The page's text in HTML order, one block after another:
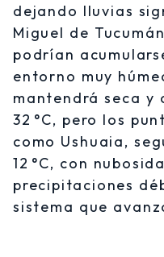
dejando lluvias
Miguel de
podrían
entorno muy
mantendrá seca y
32 °C, pero los
como Ushuaia,
12 °C, con
precipitaciones
sistema que